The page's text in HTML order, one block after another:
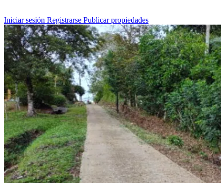
Iniciar sesión Registrarse Publicar propiedades